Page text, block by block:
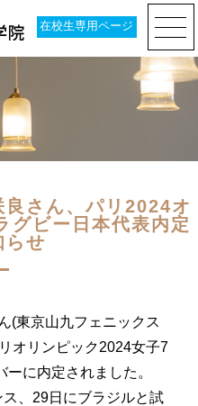
在校生専用ページ
さん、パリ2024オ
グビー日本代表内定
らせ
(東京山九フェニックス
オリンピック2024女子7
に内定されました。
、29日にブラジルと試